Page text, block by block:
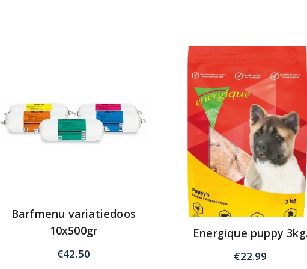
Barfmenu variatiedoos
10x500gr
€42.50
Energique puppy 3kg.
€22.99